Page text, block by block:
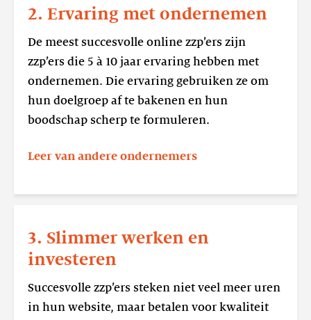
2. Ervaring met ondernemen
De meest succesvolle online zzp’ers zijn
zzp’ers die 5 à 10 jaar ervaring hebben met
ondernemen. Die ervaring gebruiken ze om
hun doelgroep af te bakenen en hun
boodschap scherp te formuleren.
Leer van andere ondernemers
meer
Ervaring
met
ondernemen
3. Slimmer werken en
investeren
Succesvolle zzp’ers steken niet veel meer uren
in hun website, maar betalen voor kwaliteit
meer
Slimmer
werken